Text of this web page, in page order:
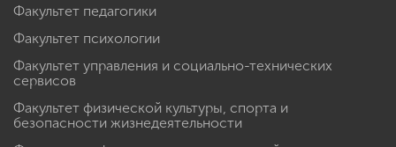
Факультет педагогики
Факультет психологии
Факультет управления и социально-технических
сервисов
Факультет физической культуры, спорта и
безопасности жизнедеятельности